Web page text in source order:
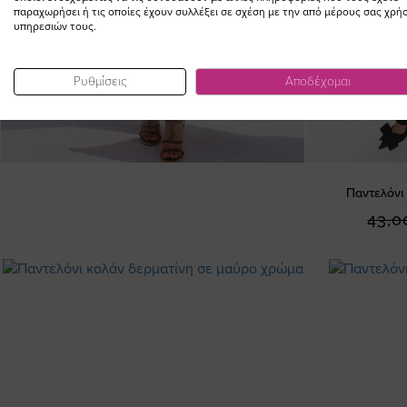
παραχωρήσει ή τις οποίες έχουν συλλέξει σε σχέση με την από μέρους σας
υπηρεσιών τους.
Ρυθμίσεις Αποδέχομαι